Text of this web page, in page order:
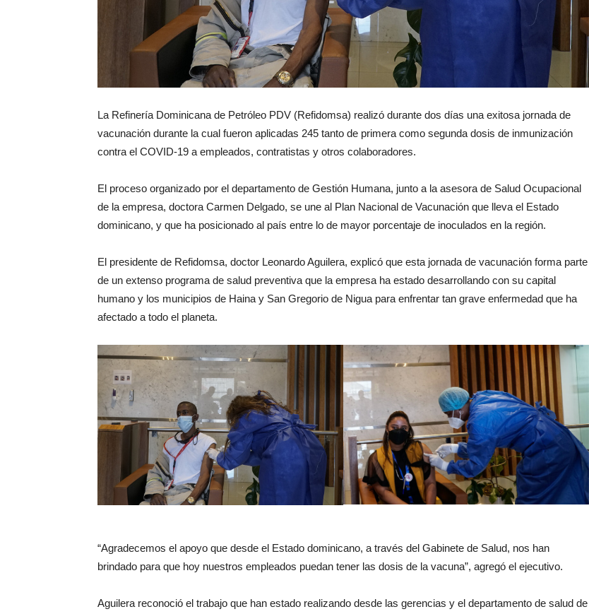
La Refinería Dominicana de Petróleo PDV (Refidomsa) realizó durante dos días una exitosa jornada de
vacunación durante la cual fueron aplicadas 245 tanto de primera como segunda dosis de inmunización
contra el COVID-19 a empleados, contratistas y otros colaboradores.
El proceso organizado por el departamento de Gestión Humana, junto a la asesora de Salud Ocupacional
de la empresa, doctora Carmen Delgado, se une al Plan Nacional de Vacunación que lleva el Estado
dominicano, y que ha posicionado al país entre lo de mayor porcentaje de inoculados en la región.
El presidente de Refidomsa, doctor Leonardo Aguilera, explicó que esta jornada de vacunación forma parte
de un extenso programa de salud preventiva que la empresa ha estado desarrollando con su capital
humano y los municipios de Haina y San Gregorio de Nigua para enfrentar tan grave enfermedad que ha
afectado a todo el planeta.
“Agradecemos el apoyo que desde el Estado dominicano, a través del Gabinete de Salud, nos han
brindado para que hoy nuestros empleados puedan tener las dosis de la vacuna”, agregó el ejecutivo.
Aguilera reconoció el trabajo que han estado realizando desde las gerencias y el departamento de salud de